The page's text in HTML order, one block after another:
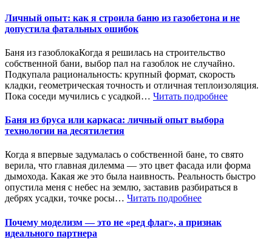
Личный опыт: как я строила баню из газобетона и не
допустила фатальных ошибок
Баня из газоблокаКогда я решилась на строительство
собственной бани, выбор пал на газоблок не случайно.
Подкупала рациональность: крупный формат, скорость
кладки, геометрическая точность и отличная теплоизоляция.
Пока соседи мучились с усадкой… Читать подробнее
Баня из бруса или каркаса: личный опыт выбора
технологии на десятилетия
Когда я впервые задумалась о собственной бане, то свято
верила, что главная дилемма — это цвет фасада или форма
дымохода. Какая же это была наивность. Реальность быстро
опустила меня с небес на землю, заставив разбираться в
дебрях усадки, точке росы… Читать подробнее
Почему моделизм — это не «ред флаг», а признак
идеального партнера